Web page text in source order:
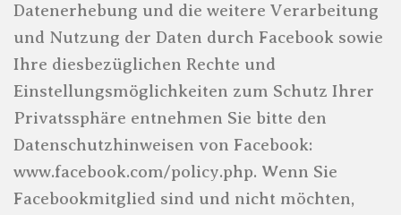
Datenerhebung und die weitere Verarbeitung
und Nutzung der Daten durch Facebook sowie
Ihre diesbezüglichen Rechte und
Einstellungsmöglichkeiten zum Schutz Ihrer
Privatssphäre entnehmen Sie bitte den
Datenschutzhinweisen von Facebook:
www.facebook.com/policy.php. Wenn Sie
Facebookmitglied sind und nicht möchten,